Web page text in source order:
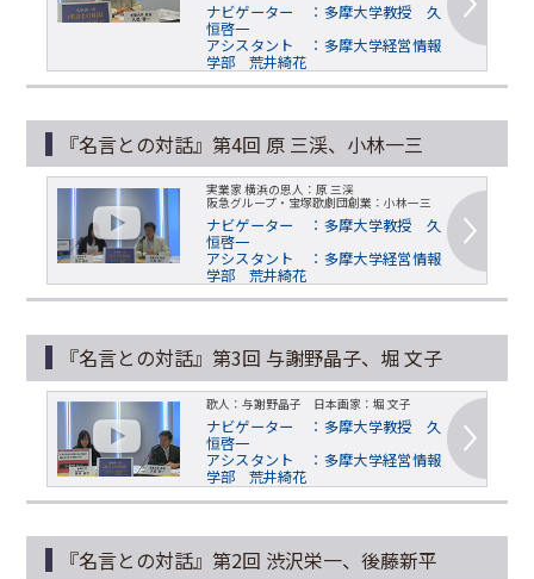
ナビゲーター ：多摩大学教授 久
恒啓一
アシスタント ：多摩大学経営情報
学部 荒井綺花
『名言との対話』第4回 原 三渓、小林一三
実業家 横浜の恩人：原 三渓
阪急グループ・宝塚歌劇団創業：小林一三
ナビゲーター ：多摩大学教授 久
恒啓一
アシスタント ：多摩大学経営情報
学部 荒井綺花
『名言との対話』第3回 与謝野晶子、堀 文子
歌人：与謝野晶子 日本画家：堀 文子
ナビゲーター ：多摩大学教授 久
恒啓一
アシスタント ：多摩大学経営情報
学部 荒井綺花
『名言との対話』第2回 渋沢栄一、後藤新平